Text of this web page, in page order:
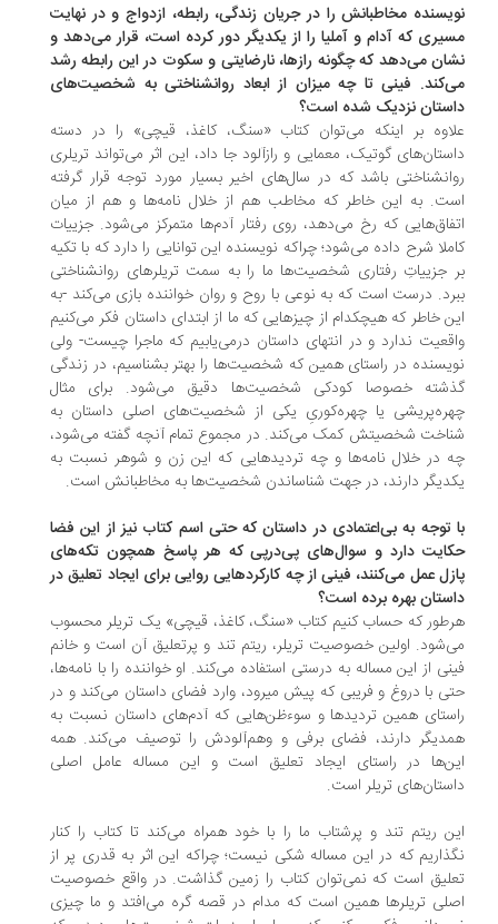
مخاطبانش را در جریان زندگی، رابطه، ازدواج و در نهایت
که آدام و آملیا را از یکدیگر دور کرده است، قرار می‌دهد و
می‌دهد که چگونه رازها، نارضایتی و سکوت در این رابطه رشد
فینی تا چه میزان از ابعاد روانشناختی به شخصیت‌های
نزدیک شده است؟
بر اینکه می‌توان کتاب «سنگ، کاغذ، قیچی» را در دسته
گوتیک، معمایی و رازآلود جا داد، این اثر می‌تواند تریلری
باشد که در سال‌های اخیر بسیار مورد توجه قرار گرفته
به این خاطر که مخاطب هم از خلال نامه‌ها و هم از میان
که رخ می‌دهد، روی رفتار آدم‌ها متمرکز می‌شود. جزییات
شرح داده می‌شود؛ چراکه نویسنده این توانایی را دارد که با تکیه
جزییاتِ رفتاری شخصیت‌ها ما را به سمت تریلرهای روانشناختی
درست است که به نوعی با روح و روان خواننده بازی می‌کند -به
خاطر که هیچکدام از چیزهایی که ما از ابتدای داستان فکر می‌کنیم
ندارد و در انتهای داستان درمی‌یابیم که ماجرا چیست- ولی
در راستای همین که شخصیت‌ها را بهتر بشناسیم، در زندگی
خصوصا کودکی شخصیت‌ها دقیق می‌شود. برای مثال
یا چهره‌کوریِ یکی از شخصیت‌های اصلی داستان به
شخصیتش کمک می‌کند. در مجموع تمام آنچه گفته می‌شود،
در خلال نامه‌ها و چه تردیدهایی که این زن و شوهر نسبت به
دارند، در جهت شناساندن شخصیت‌ها به مخاطبانش است.
توجه به بی‌اعتمادی در داستان که حتی اسم کتاب نیز از این فضا
دارد و سوال‌های پی‌درپی که هر پاسخ همچون تکه‌های
عمل می‌کنند، فینی از چه کارکردهایی روایی برای ایجاد تعلیق در
بهره برده است؟
که حساب کنیم کتاب «سنگ، کاغذ، قیچی» یک تریلر محسوب
اولین خصوصیت تریلر، ریتم تند و پرتعلیق آن است و خانم
از این مساله به درستی استفاده می‌کند. او خواننده را با نامه‌ها،
حتی با دروغ و فریبی که پیش می‎رود، وارد فضای داستان می‌کند و در
همین تردیدها و سوءظن‌هایی که آدم‌های داستان نسبت به
دارند، فضای برفی و وهم‌آلودش را توصیف می‌کند. همه
در راستای ایجاد تعلیق است و این مساله عامل اصلی
تریلر است.
ریتم تند و پرشتاب ما را با خود همراه می‌کند تا کتاب را کنار
که در این مساله شکی نیست؛ چراکه این اثر به قدری پر از
است که نمی‌توان کتاب را زمین گذاشت. در واقع خصوصیت
تریلرها همین است که مدام در قصه گره می‌افتد و ما چیزی